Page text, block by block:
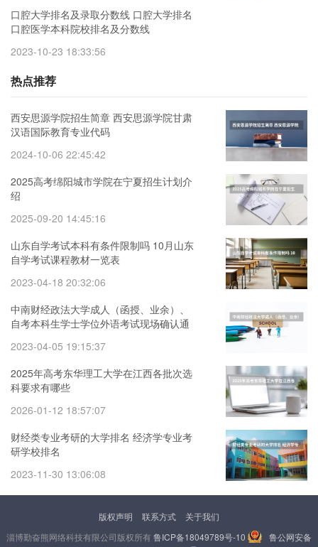
口腔大学排名及录取分数线 口腔大学排名
口腔医学本科院校排名及分数线
2023-10-23 18:33:56
热点推荐
西安思源学院招生简章 西安思源学院甘肃
汉语国际教育专业代码
2024-10-06 22:45:42
2025高考绵阳城市学院在宁夏招生计划介
绍
2025-09-20 14:45:16
山东自学考试本科有条件限制吗 10月山东
自学考试课程教材一览表
2023-04-18 20:32:06
中南财经政法大学成人（函授、业余）、
自考本科生学士学位外语考试现场确认通
业汇总表
2023-04-05 19:15:37
2025年高考东华理工大学在江西各批次选
科要求有哪些
2026-01-12 18:57:07
财经类专业考研的大学排名 经济学专业考
研学校排名
2023-11-30 13:06:08
版权声明 联系方式
关于我们
淄博勤奋熊网络科技有限公司版权所有鲁ICP备18049789号-10
鲁公网安备